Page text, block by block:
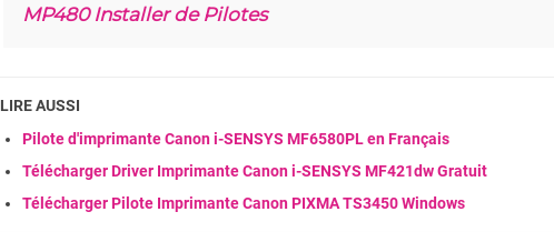
MP480 Installer de Pilotes
LIRE AUSSI
Pilote d'imprimante Canon i-SENSYS MF6580PL en Français
Télécharger Driver Imprimante Canon i-SENSYS MF421dw Gratuit
Télécharger Pilote Imprimante Canon PIXMA TS3450 Windows